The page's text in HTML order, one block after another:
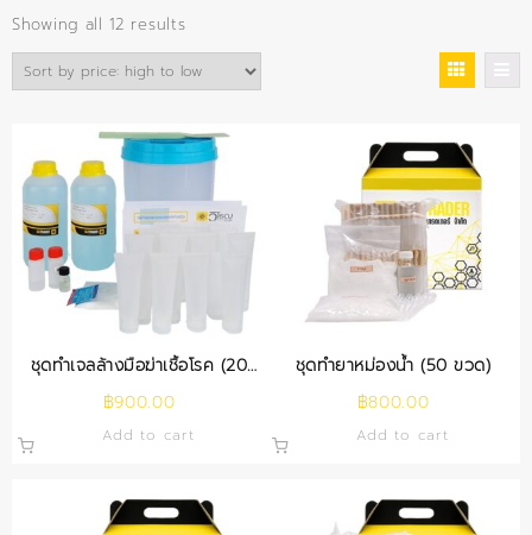
Showing all 12 resultsSorted
by
price:
high
low
ชุดทำเจลล้างมือฆ่าเชื้อโรค (20
หลอด)
฿900.00
Add to cart
ชุดทำยาหม่องน้ำ (50 ขวด)
฿800.00
Add to cart